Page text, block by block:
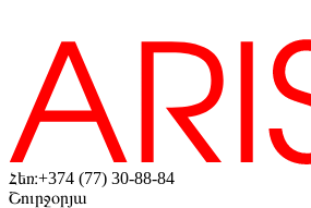
Հեռ։+374 (77) 30-88-84
Շուրջօրյա